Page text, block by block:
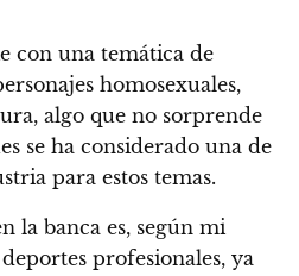
con una temática de
homosexuales,
algo que no sorprende
se ha considerado una de
para estos temas.
la banca es, según mi
profesionales, ya